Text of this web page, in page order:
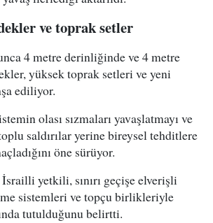
ve toprak setler
4 metre derinliğinde ve 4 metre
yüksek toprak setleri ve yeni
ediliyor.
olası sızmaları yavaşlatmayı ve
saldırılar yerine bireysel tehditlere
öne sürüyor.
yetkili, sınırı geçişe elverişli
sistemleri ve topçu birlikleriyle
tutulduğunu belirtti.